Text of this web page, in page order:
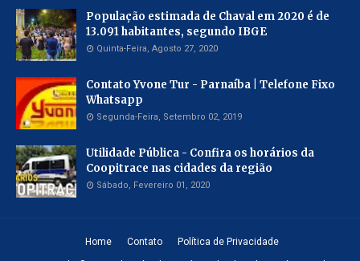
População estimada de Chaval em 2020 é de
13.091 habitantes, segundo IBGE
Quinta-Feira, Agosto 27, 2020
Contato Yvone Tur - Parnaíba | Telefone Fixo
Whatsapp
Segunda-Feira, Setembro 02, 2019
Utilidade Pública - Confira os horários da
Coopitrace nas cidades da região
Sábado, Fevereiro 01, 2020
Home Contato Política de Privacidade